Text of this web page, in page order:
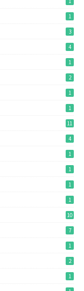
1
3
4
1
2
1
1
11
4
1
1
1
1
10
7
1
2
1